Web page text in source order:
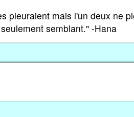
pleuraient mais l'un deux ne
semblant." -Hana